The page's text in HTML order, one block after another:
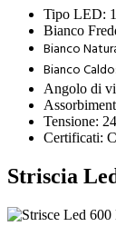
Tipo LED:
Bianco
Bianco
Bianco
Angolo di
Tensione:
Certificati:
Striscia